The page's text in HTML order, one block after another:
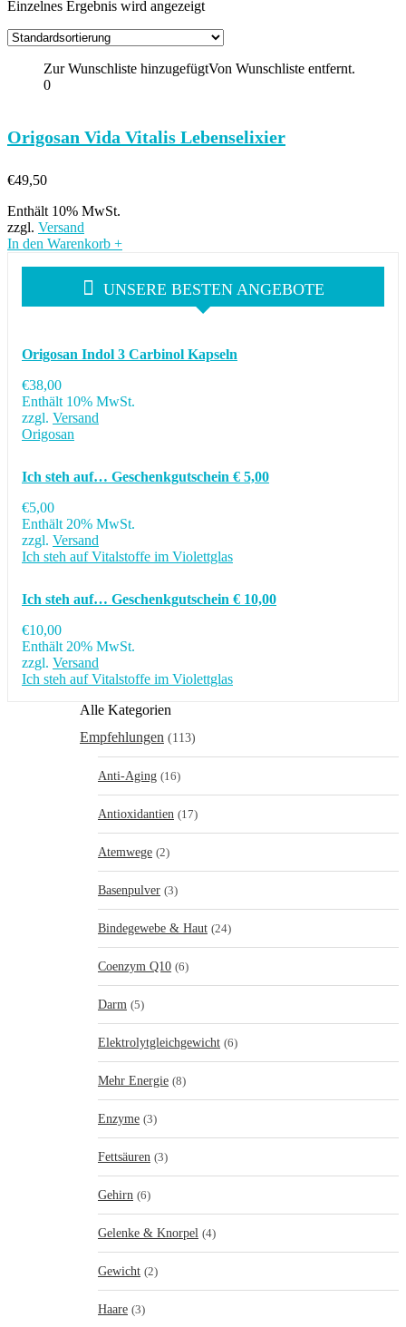
Einzelnes Ergebnis wird angezeigt
Zur Wunschliste hinzugefügtVon Wunschliste entfernt.
0
Origosan Vida Vitalis Lebenselixier
€49,50
Enthält 10% MwSt.
zzgl. Versand
In den Warenkorb +
UNSERE BESTEN ANGEBOTE
Origosan Indol 3 Carbinol Kapseln
€38,00
Enthält 10% MwSt.
zzgl. Versand
Origosan
Ich steh auf… Geschenkgutschein € 5,00
€5,00
Enthält 20% MwSt.
zzgl. Versand
Ich steh auf Vitalstoffe im Violettglas
Ich steh auf… Geschenkgutschein € 10,00
€10,00
Enthält 20% MwSt.
zzgl. Versand
Ich steh auf Vitalstoffe im Violettglas
Alle Kategorien
Empfehlungen (113)
Anti-Aging (16)
Antioxidantien (17)
Atemwege (2)
Basenpulver (3)
Bindegewebe & Haut (24)
Coenzym Q10 (6)
Darm (5)
Elektrolytgleichgewicht (6)
Mehr Energie (8)
Enzyme (3)
Fettsäuren (3)
Gehirn (6)
Gelenke & Knorpel (4)
Gewicht (2)
Haare (3)